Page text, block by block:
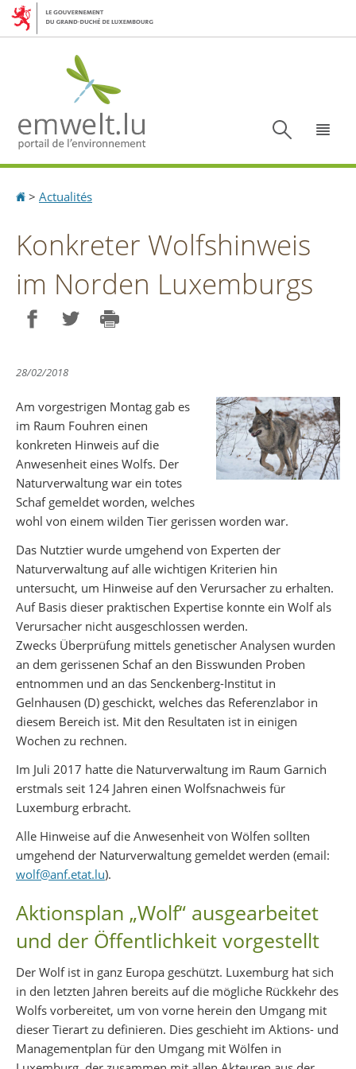
Aller
Aller
Accueil
> Actualités
Konkreter Wolfshinweis
im Norden Luxemburgs
28/02/2018
Am vorgestrigen Montag gab es
im Raum Fouhren einen
konkreten Hinweis auf die
Anwesenheit eines Wolfs. Der
Naturverwaltung war ein totes
Schaf gemeldet worden, welches
wohl von einem wilden Tier gerissen worden war.
Das Nutztier wurde umgehend von Experten der
Naturverwaltung auf alle wichtigen Kriterien hin
untersucht, um Hinweise auf den Verursacher zu erhalten.
Auf Basis dieser praktischen Expertise konnte ein Wolf als
Verursacher nicht ausgeschlossen werden.
Zwecks Überprüfung mittels genetischer Analysen wurden
an dem gerissenen Schaf an den Bisswunden Proben
entnommen und an das Senckenberg-Institut in
Gelnhausen (D) geschickt, welches das Referenzlabor in
diesem Bereich ist. Mit den Resultaten ist in einigen
Wochen zu rechnen.
Im Juli 2017 hatte die Naturverwaltung im Raum Garnich
erstmals seit 124 Jahren einen Wolfsnachweis für
Luxemburg erbracht.
Alle Hinweise auf die Anwesenheit von Wölfen sollten
umgehend der Naturverwaltung gemeldet werden (email:
wolf@anf.etat.lu).
Aktionsplan „Wolf“ ausgearbeitet
und der Öffentlichkeit vorgestellt
Der Wolf ist in ganz Europa geschützt. Luxemburg hat sich
in den letzten Jahren bereits auf die mögliche Rückkehr des
Wolfs vorbereitet, um von vorne herein den Umgang mit
dieser Tierart zu definieren. Dies geschieht im Aktions- und
Managementplan für den Umgang mit Wölfen in